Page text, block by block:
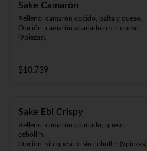
Sake Camarón
Relleno: camarón cocido, palta y queso.
Opción: camarón apanado o sin queso
(9piezas).
$10.739
Sake Ebi Crispy
Relleno: camarón apanado, queso,
cebollín.
Opción: sin queso o sin cebollín (9piezas).